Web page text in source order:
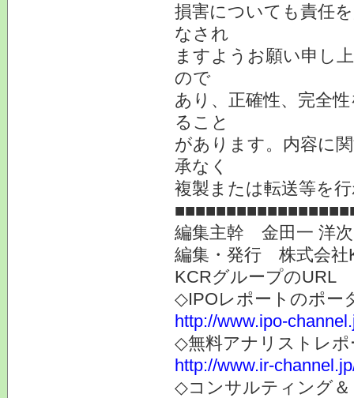
損害についても責任
なされ
ますようお願い申し
ので
あり、正確性、完全
ること
があります。内容に
承なく
複製または転送等を
編集主幹 金田一 洋
編集・発行 株式会社
KCRグループのURL
◇IPOレポートのポー
http://www.ipo-
◇無料アナリストレ
http://www.ir-
◇コンサルティング＆